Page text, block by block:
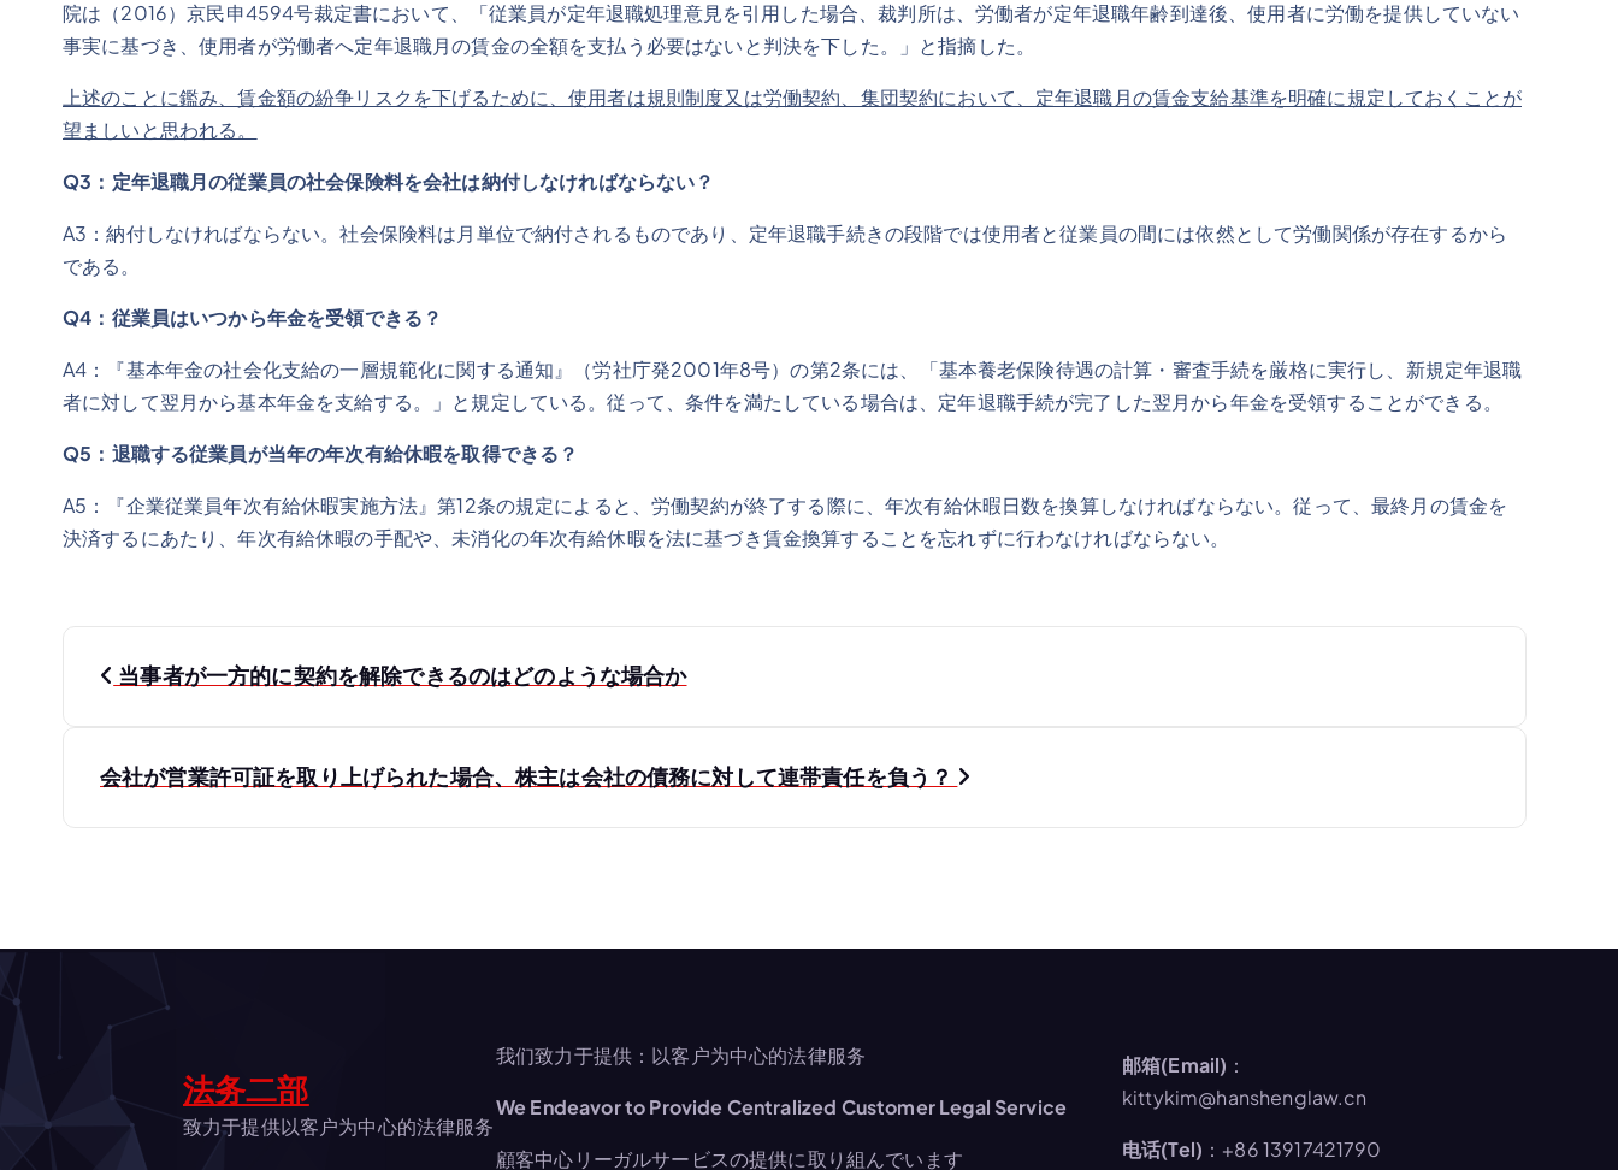
院は（2016）京民申4594号裁定書において、「従業員が定年退職処理意見を引用した場合、裁判所は、労働者が定年退職年齢到達後、使用者に労働を提供していない
事実に基づき、使用者が労働者へ定年退職月の賃金の全額を支払う必要はないと判決を下した。」と指摘した。
上述のことに鑑み、賃金額の紛争リスクを下げるために、使用者は規則制度又は労働契約、集団契約において、定年退職月の賃金支給基準を明確に規定しておくことが
望ましいと思われる。
Q3 ：定年退職月の従業員の社会保険料を会社は納付しなければならない？
A3：納付しなければならない。社会保険料は月単位で納付されるものであり、定年退職手続きの段階では使用者と従業員の間には依然として労働関係が存在するから
である。
Q4 ：従業員はいつから年金を受領できる ？
A4：『基本年金の社会化支給の一層規範化に関する通知』（労社庁発2001年8号）の第2条には、「基本養老保険待遇の計算・審査手続を厳格に実行し、新規定年退職
者に対して翌月から基本年金を支給する。」と規定している。従って、条件を満たしている場合は、定年退職手続が完了した翌月から年金を受領することができる。
Q5 ：退職する従業員が当年の年次有給休暇を取得できる ？
A5：『企業従業員年次有給休暇実施方法』第12条の規定によると、労働契約が終了する際に、年次有給休暇日数を換算しなければならない。従って、最終月の賃金を
決済するにあたり、年次有給休暇の手配や、未消化の年次有給休暇を法に基づき賃金換算することを忘れずに行わなければならない。
投
ナ
ョ
当事者が一方的に契約を解除できるのはどのような場合か
会社が営業許可証を取り上げられた場合、株主は会社の債務に対して連帯責任を負う？
法务二部
致力于提供以客户为中心的法律服务
我们致力于提供：以客户为中心的法律服务
We Endeavor to Provide Centralized Customer Legal Service
顧客中心リーガルサービスの提供に取り組んでいます
邮箱(Email) ：
kittykim@hanshenglaw.cn
电话(Tel) ：+86 13917421790